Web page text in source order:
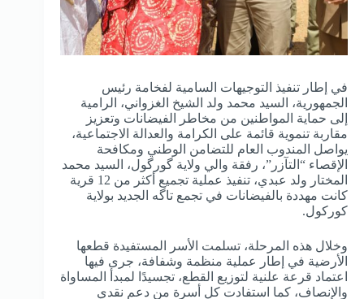
في إطار تنفيذ التوجيهات السامية لفخامة رئيس
الجمهورية، السيد محمد ولد الشيخ الغزواني، الرامية
إلى حماية المواطنين من مخاطر الفيضانات وتعزيز
مقاربة تنموية قائمة على الكرامة والعدالة الاجتماعية،
يواصل المندوب العام للتضامن الوطني ومكافحة
الإقصاء “التآزر”، رفقة والي ولاية گورگول، السيد محمد
المختار ولد عبدي، تنفيذ عملية تجميع أكثر من 12 قرية
كانت مهددة بالفيضانات في تجمع تاگه الجديد بولاية
كوركول.
وخلال هذه المرحلة، تسلمت الأسر المستفيدة قطعها
الأرضية في إطار عملية منظمة وشفافة، جرى فيها
اعتماد قرعة علنية لتوزيع القطع، تجسيدًا لمبدأ المساواة
والإنصاف، كما استفادت كل أسرة من دعم نقدي